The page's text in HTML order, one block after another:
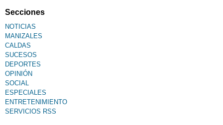
Secciones
NOTICIAS
MANIZALES
CALDAS
SUCESOS
DEPORTES
OPINIÓN
SOCIAL
ESPECIALES
ENTRETENIMIENTO
SERVICIOS RSS